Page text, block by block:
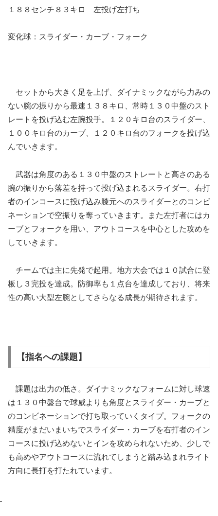
１８８センチ８３キロ 左投げ左打ち
変化球：スライダー・カーブ・フォーク
セットから大きく足を上げ、ダイナミックながら力みの
ない腕の振りから最速１３８キロ、常時１３０中盤のスト
レートを投げ込む左腕投手。１２０キロ台のスライダー、
１００キロ台のカーブ、１２０キロ台のフォークを投げ込
んでいきます。
武器は角度のある１３０中盤のストレートと高さのある
腕の振りから落差を持って投げ込まれるスライダー。右打
者のインコースに投げ込み膝元へのスライダーとのコンビ
ネーションで空振りを奪っていきます。また左打者にはカ
ーブとフォークを用い、アウトコースを中心とした攻めを
していきます。
チームでは主に先発で起用。地方大会では１０試合に登
板し３完投を達成。防御率も１点台を達成しており、将来
性の高い大型左腕としてさらなる成長が期待されます。
【指名への課題】
課題は出力の低さ。ダイナミックなフォームに対し球速
は１３０中盤台で球威よりも角度とスライダー・カーブと
のコンビネーションで打ち取っていくタイプ。フォークの
精度がまだいまいちでスライダー・カーブを右打者のイン
コースに投げ込めないとインを攻められないため、少しで
も高めやアウトコースに流れてしまうと踏み込まれライト
方向に長打を打たれています。